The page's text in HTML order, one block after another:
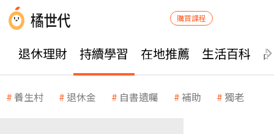
購買課程
退休理財 持續學習 在地推薦 生活百科
養生村 退休金 自書遺囑 補助 獨老